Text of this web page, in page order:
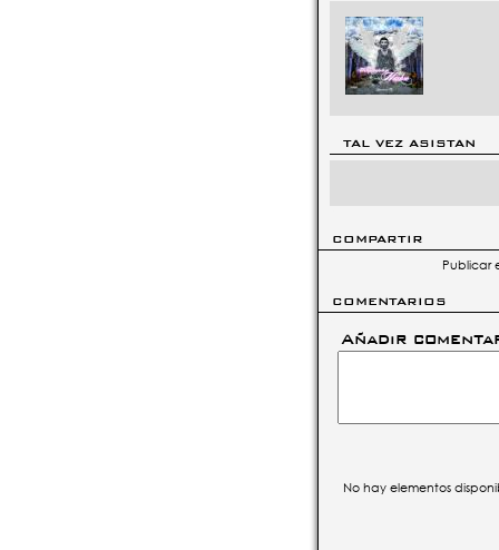
TAL VEZ ASISTAN
COMPARTIR
Publicar
COMENTARIOS
Añadir
No hay elementos